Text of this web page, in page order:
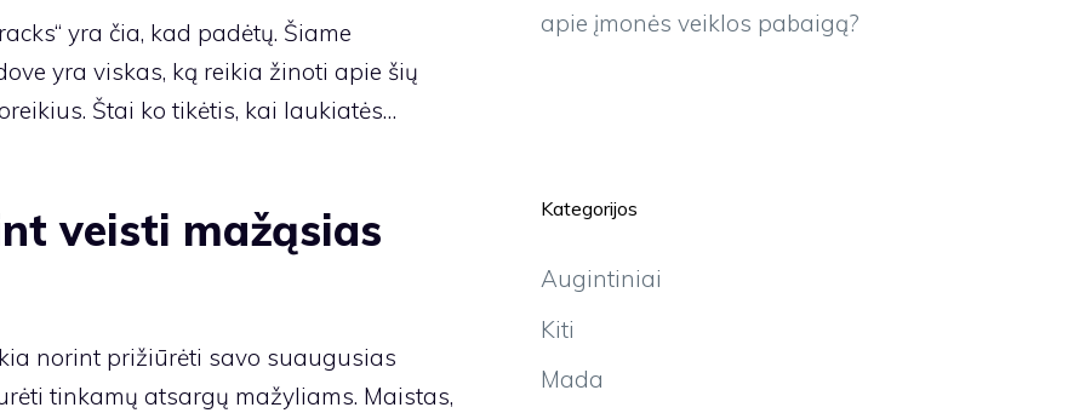
yra čia, kad padėtų. Šiame
yra viskas, ką reikia žinoti apie šių
Štai ko tikėtis, kai laukiatės…
veisti mažąsias
norint prižiūrėti savo suaugusias
tinkamų atsargų mažyliams. Maistas,
apie įmonės veiklos pabaigą?
Kategorijos
Augintiniai
Kiti
Mada